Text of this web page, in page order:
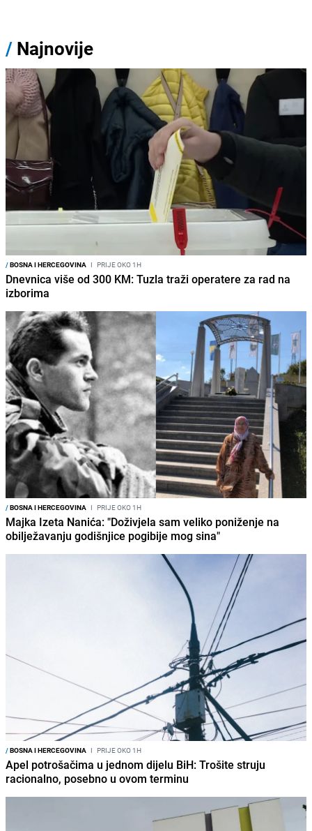
/ Najnovije
/BOSNA I HERCEGOVINA I PRIJE OKO 1H
Dnevnica više od 300 KM: Tuzla traži operatere za rad na
izborima
/BOSNA I HERCEGOVINA I PRIJE OKO 1H
Majka Izeta Nanića: "Doživjela sam veliko poniženje na
obilježavanju godišnjice pogibije mog sina"
/BOSNA I HERCEGOVINA I PRIJE OKO 1H
Apel potrošačima u jednom dijelu BiH: Trošite struju
racionalno, posebno u ovom terminu